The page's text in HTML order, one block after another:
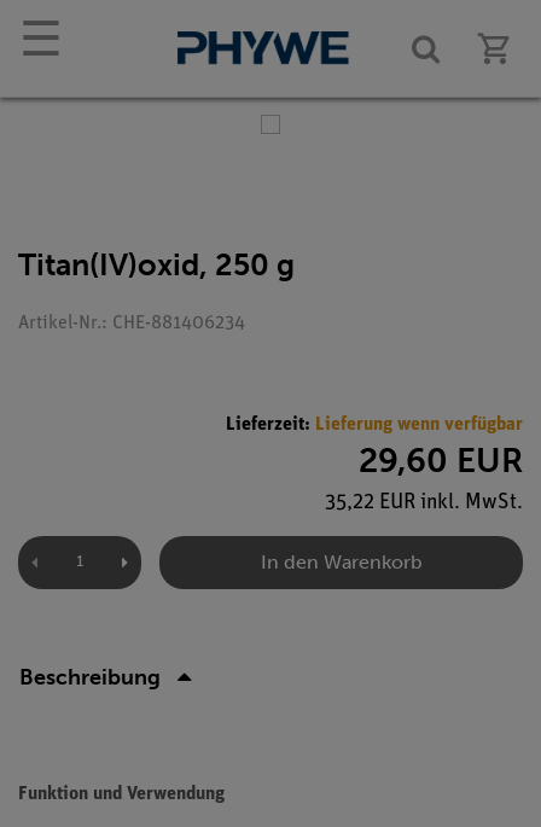
☰
Titan(IV)oxid, 250 g
Artikel-Nr.: CHE-881406234
Lieferzeit: Lieferung wenn verfügbar
29,60 EUR
35,22 EUR inkl. MwSt.
In den Warenkorb
Beschreibung
Funktion und Verwendung